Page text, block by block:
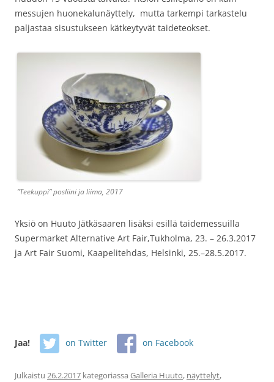
messujen huonekalunäyttely, mutta tarkempi tarkastelu
paljastaa sisustukseen kätkeytyvät taideteokset.
”Teekuppi” posliini ja liima, 2017
Yksiö on Huuto Jätkäsaaren lisäksi esillä taidemessuilla
Supermarket Alternative Art Fair,Tukholma, 23. – 26.3.2017
ja Art Fair Suomi, Kaapelitehdas, Helsinki, 25.–28.5.2017.
Jaa! on Twitter on Facebook
Julkaistu 26.2.2017 kategoriassa Galleria Huuto, näyttelyt,